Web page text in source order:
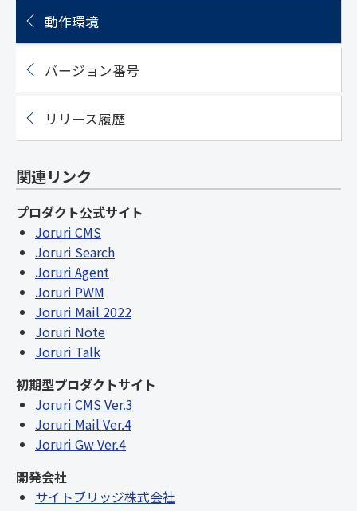
動作環境
バージョン番号
リリース履歴
関連リンク
プロダクト公式サイト
Joruri CMS
Joruri Search
Joruri Agent
Joruri PWM
Joruri Mail 2022
Joruri Note
Joruri Talk
初期型プロダクトサイト
Joruri CMS Ver.3
Joruri Mail Ver.4
Joruri Gw Ver.4
開発会社
サイトブリッジ株式会社